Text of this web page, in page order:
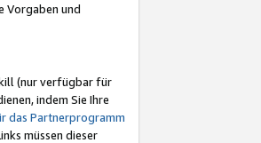
Vorgaben und
(nur verfügbar für
indem Sie Ihre
das Partnerprogramm
müssen dieser